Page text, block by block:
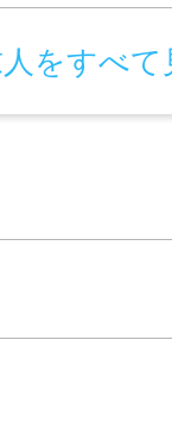
をすべて